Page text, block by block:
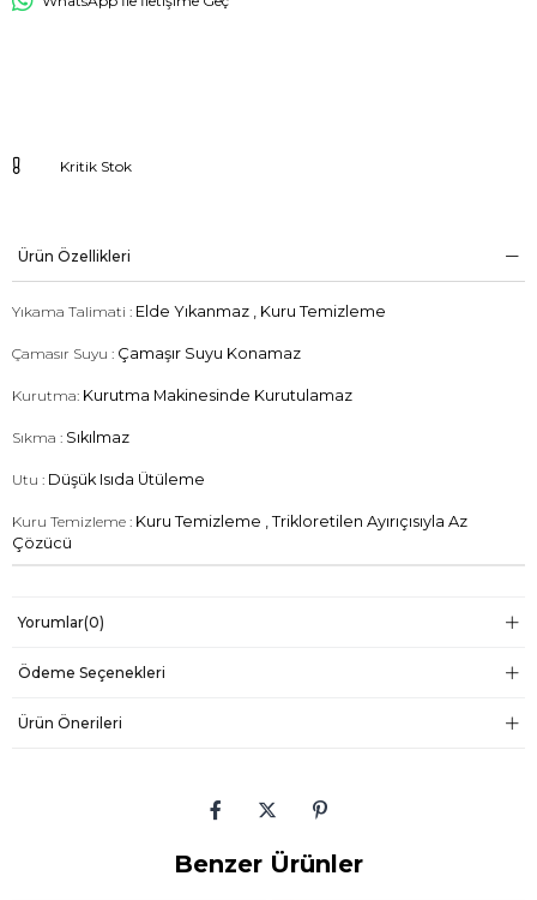
Kritik Stok
Ürün Özellikleri
Yıkama Talimati : Elde Yıkanmaz , Kuru Temizleme
Çamasır Suyu : Çamaşır Suyu Konamaz
Kurutma: Kurutma Makinesinde Kurutulamaz
Sıkma : Sıkılmaz
Utu : Düşük Isıda Ütüleme
Kuru Temizleme : Kuru Temizleme , Trikloretilen Ayırıçısıyla Az
Çözücü
Yorumlar(0)
Ödeme Seçenekleri
Ürün Önerileri
Benzer Ürünler